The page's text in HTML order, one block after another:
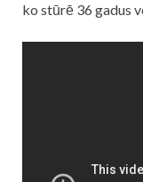
ko stūrē 36 gadus